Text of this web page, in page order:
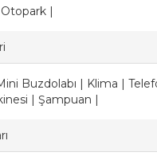
|
Buzdolabı | Klima |
| Şampuan |